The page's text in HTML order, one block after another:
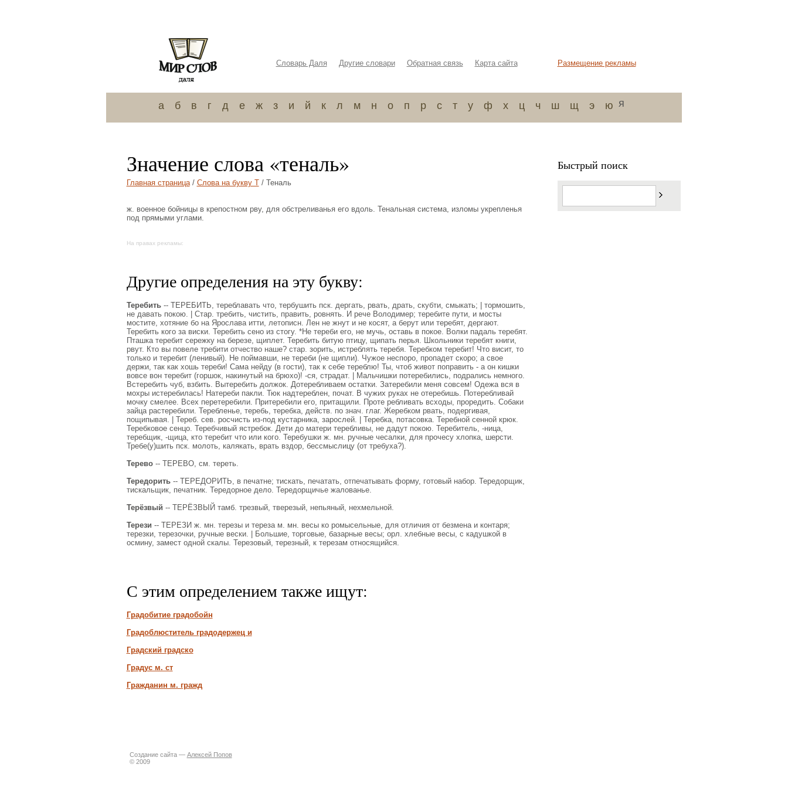
Словарь Даля Другие словари Обратная связь Карта сайта Размещение рекламы
а б в г д е ж з и й к л м н о п р с т у ф х ц ч ш щ э ю я
Значение слова «теналь»
Главная страница/ Слова на букву Т/ Теналь
ж. военное бойницы в крепостном рву, для обстреливанья его вдоль. Тенальная система, изломы укрепленья
под прямыми углами.
На правах рекламы:
Другие определения на эту букву:
Теребить-- ТЕРЕБИТЬ, тереблавать что, тербушить пск. дергать, рвать, драть, скубти, смыкать; | тормошить,
не давать покою. | Стар. требить, чистить, править, ровнять. И рече Володимер; теребите пути, и мосты
мостите, хотяние бо на Ярослава итти, летописн. Лен не жнут и не косят, а берут или теребят, дергают.
Теребить кого за виски. Теребить сено из стогу. *Не тереби его, не мучь, оставь в покое. Волки падаль теребят.
Пташка теребит сережку на березе, щиплет. Теребить битую птицу, щипать перья. Школьники теребят книги,
рвут. Кто вы повеле требити отчество наше? стар. зорить, истреблять теребя. Теребком теребит! Что висит, то
только и теребит (ленивый). Не поймавши, не тереби (не щипли). Чужое неспоро, пропадет скоро; а свое
держи, так как хошь тереби! Сама нейду (в гости), так к себе тереблю! Ты, чтоб живот поправить - а он кишки
вовсе вон теребит (горшок, накинутый на брюхо)! -ся, страдат. | Мальчишки потеребились, подрались немного.
Встеребить чуб, взбить. Вытеребить должок. Дотеребливаем остатки. Затеребили меня совсем! Одежа вся в
мохры истеребилась! Натереби пакли. Тюк надтереблен, почат. В чужих руках не отеребишь. Потеребливай
мочку смелее. Всех перетеребили. Притеребили его, притащили. Проте ребливать всходы, проредить. Собаки
зайца растеребили. Теребленье, теребь, теребка, действ. по знач. глаг. Жеребком рвать, подергивая,
пощипывая. | Тереб. сев. росчисть из-под кустарника, зарослей. | Теребка, потасовка. Теребной сенной крюк.
Теребковое сенцо. Теребчивый ястребок. Дети до матери теребливы, не дадут покою. Теребитель, -ница,
теребщик, -щица, кто теребит что или кого. Теребушки ж. мн. ручные чесалки, для прочесу хлопка, шерсти.
Требе(у)шить пск. молоть, калякать, врать вздор, бессмыслицу (от требуха?).
Терево-- ТЕРЕВО, см. тереть.
Тередорить-- ТЕРЕДОРИТЬ, в печатне; тискать, печатать, отпечатывать форму, готовый набор. Тередорщик,
тискальщик, печатник. Тередорное дело. Тередорщичье жалованье.
Терёзвый -- ТЕРЁЗВЫЙ тамб. трезвый, тверезый, непьяный, нехмельной.
Терези -- ТЕРЕЗИ ж. мн. терезы и тереза м. мн. весы ко ромысельные, для отличия от безмена и контаря;
терезки, терезочки, ручные вески. | Большие, торговые, базарные весы; орл. хлебные весы, с кадушкой в
осмину, замест одной скалы. Терезовый, терезный, к терезам относящийся.
С этим определением также ищут:
Градобитие градобойн
Градоблюститель градодержец и
Градский градско
Градус м. ст
Гражданин м. гражд
Быстрый поиск
Создание сайта — Алексей Попов
© 2009